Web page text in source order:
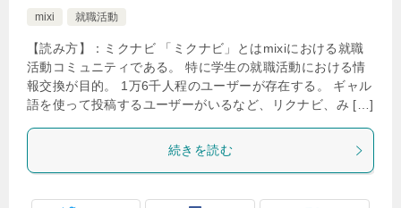
mixi
就職活動
【読み方】：ミクナビ 「ミクナビ」とはmixiにおける就職
活動コミュニティである。 特に学生の就職活動における情
報交換が目的。 1万6千人程のユーザーが存在する。 ギャル
語を使って投稿するユーザーがいるなど、リクナビ、み […]
続きを読む